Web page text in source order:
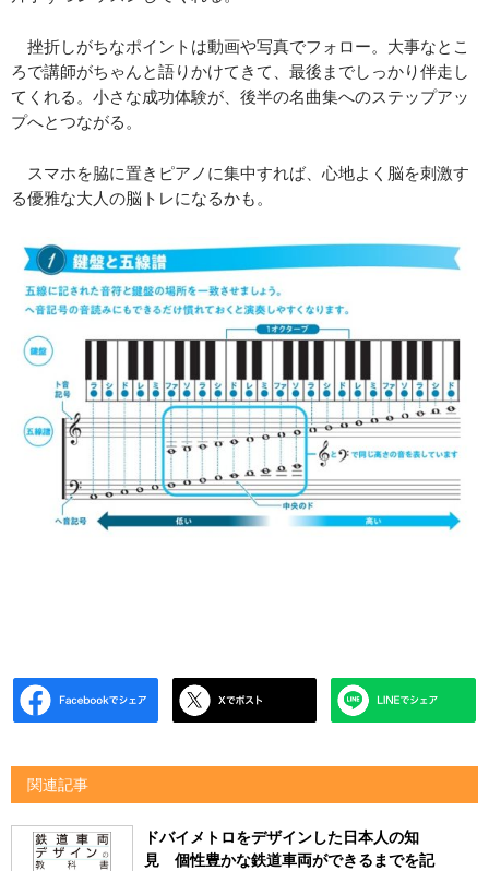
挫折しがちなポイントは動画や写真でフォロー。大事なとこ
ろで講師がちゃんと語りかけてきて、最後までしっかり伴走し
てくれる。小さな成功体験が、後半の名曲集へのステップアッ
プへとつながる。
スマホを脇に置きピアノに集中すれば、心地よく脳を刺激す
る優雅な大人の脳トレになるかも。
関連記事
ドバイメトロをデザインした日本人の知
見 個性豊かな鉄道車両ができるまでを記